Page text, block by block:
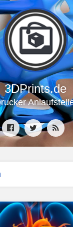
3DPrints.de